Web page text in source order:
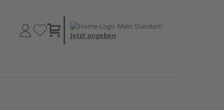
Mein Standort:
Jetzt angeben